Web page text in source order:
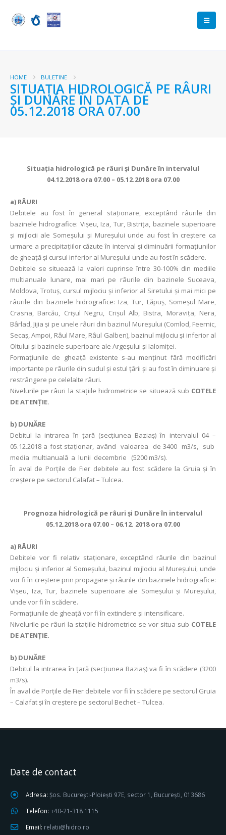
HOME BULETINE
SITUAŢIA HIDROLOGICĂ PE RÂURI
ŞI DUNĂRE ÎN DATA DE
05.12.2018 ORA 07.00
Situaţia hidrologică pe râuri şi Dunăre în intervalul
04.12.2018 ora 07.00 – 05.12.2018 ora 07.00
a) RÂURI
Debitele au fost în general staţionare, exceptând râurile din
bazinele hidrografice: Vișeu, Iza, Tur, Bistrița, bazinele superioare
și mijlocii ale Someșului și Mureșului unde au fost în creștere ca
urmare a precipitațiilor căzute în interval și diminuării formațiunilor
de gheață și cursul inferior al Mureșului unde au fost în scădere.
Debitele se situează la valori cuprinse între 30-100% din mediile
multianuale lunare, mai mari pe râurile din bazinele Suceava,
Moldova, Trotuș, cursul mijlociu și inferior al Siretului şi mai mici pe
râurile din bazinele hidrografice: Iza, Tur, Lăpuș, Someșul Mare,
Crasna, Barcău, Crișul Negru, Crișul Alb, Bistra, Moravița, Nera,
Bârlad, Jijia și pe unele râuri din bazinul Mureșului (Comlod, Feernic,
Secaș, Ampoi, Râul Mare, Râul Galben), bazinul mijlociu și inferior al
Oltului și bazinele superioare ale Argeșului și Ialomiței.
Formaţiunile de gheaţă existente s-au menținut fără modificări
importante pe râurile din sudul și estul țării și au fost în diminuare și
restrângere pe celelalte râuri.
Nivelurile pe râuri la staţiile hidrometrice se situează sub COTELE
DE ATENŢIE.
b) DUNĂRE
Debitul la intrarea în ţară (secţiunea Baziaş) în intervalul 04 –
05.12.2018 a fost staţionar, având valoarea de 3400 m3/s, sub
media multianuală a lunii decembrie (5200 m3/s).
În aval de Porţile de Fier debitele au fost scădere la Gruia și în
creștere pe sectorul Calafat – Tulcea.
Prognoza hidrologică pe râuri şi Dunăre în intervalul
05.12.2018 ora 07.00 – 06.12. 2018 ora 07.00
a) RÂURI
Debitele vor fi relativ staționare, exceptând râurile din bazinul
mijlociu și inferior al Someșului, bazinul mijlociu al Mureșului, unde
vor fi în creștere prin propagare și râurile din bazinele hidrografice:
Vișeu, Iza, Tur, bazinele superioare ale Someșului și Mureșului,
unde vor fi în scădere.
Formaţiunile de gheaţă vor fi în extindere și intensificare.
Nivelurile pe râuri la staţiile hidrometrice se vor situa sub COTELE
DE ATENŢIE.
b) DUNĂRE
Debitul la intrarea în ţară (secţiunea Baziaş) va fi în scădere (3200
m3/s).
În aval de Porţile de Fier debitele vor fi în scădere pe sectorul Gruia
– Calafat și în creștere pe sectorul Bechet – Tulcea.
Date de contact
Adresa: Șos. București-Ploiești 97E, sector 1, București, 013686
Telefon: +40-21-318 1115
Email: relatii@hidro.ro